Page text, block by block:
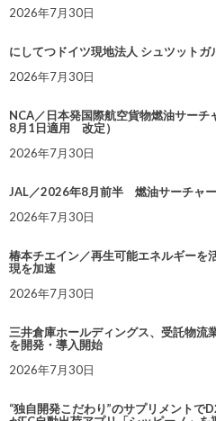
2026年7月30日
にしてつドイツ現地法人 シュツット
2026年7月30日
NCA／日本発国際航空貨物燃油サー
8月1日適用 改定）
2026年7月30日
JAL／2026年8月前半 燃油サーチャ
2026年7月30日
椿本チエイン／再生可能エネルギーを
現を加速
2026年7月30日
三井倉庫ホールディングス、受託物流
を開発・導入開始
2026年7月30日
“独自開発こだわり”のサプリメントで